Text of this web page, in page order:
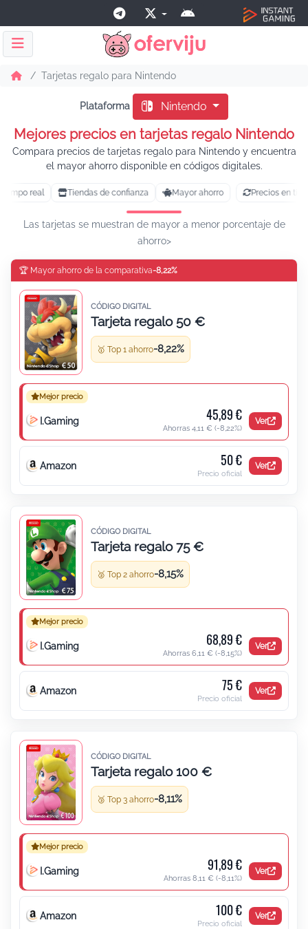
Tarjetas regalo para Nintendo
Plataforma Nintendo
Mejores precios en tarjetas regalo Nintendo
Compara precios de tarjetas regalo para Nintendo y encuentra
el mayor ahorro disponible en códigos digitales.
real Tiendas de confianza Mayor ahorro Precios en
Las tarjetas se muestran de mayor a menor porcentaje de
ahorro>
🏆 Mayor ahorro de la comparativa-8,22%
Tarjeta regalo 50 € para Nintendo
CÓDIGO DIGITAL
Tarjeta regalo 50 €
🥇 Top 1 ahorro-8,22%
Mejor precio
I.Gaming 45,89 €
Ahorras 4,11 € (-8,22%)
Ver
Amazon 50 €
Precio oficial
Ver
Tarjeta regalo 75 € para Nintendo
CÓDIGO DIGITAL
Tarjeta regalo 75 €
🥈 Top 2 ahorro-8,15%
Mejor precio
I.Gaming 68,89 €
Ahorras 6,11 € (-8,15%)
Ver
Amazon 75 €
Precio oficial
Ver
Tarjeta regalo 100 € para Nintendo
CÓDIGO DIGITAL
Tarjeta regalo 100 €
🥉 Top 3 ahorro-8,11%
Mejor precio
I.Gaming 91,89 €
Ahorras 8,11 € (-8,11%)
Ver
Amazon 100 €
Precio oficial
Ver